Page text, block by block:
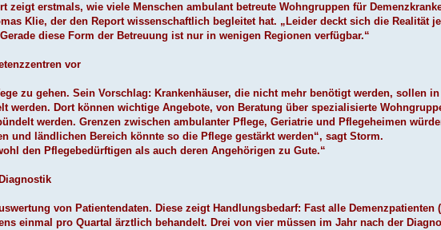
zeigt erstmals, wie viele Menschen ambulant betreute Wohngruppen für
Klie, der den Report wissenschaftlich begleitet hat. „Leider deckt sich die Realität
diese Form der Betreuung ist nur in wenigen Regionen verfügbar.“
vor
zu gehen. Sein Vorschlag: Krankenhäuser, die nicht mehr benötigt werden, sollen in
werden. Dort können wichtige Angebote, von Beratung über spezialisierte
werden. Grenzen zwischen ambulanter Pflege, Geriatrie und Pflegeheimen
und ländlichen Bereich könnte so die Pflege gestärkt werden“, sagt Storm.
den Pflegebedürftigen als auch deren Angehörigen zu Gute.“
von Patientendaten. Diese zeigt Handlungsbedarf: Fast alle Demenzpatienten
einmal pro Quartal ärztlich behandelt. Drei von vier müssen im Jahr nach der